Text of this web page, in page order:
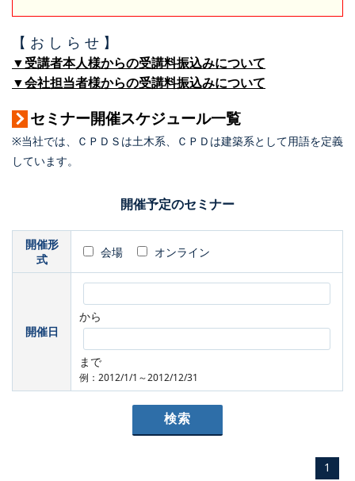
【 お し ら せ 】
▼受講者本人様からの受講料振込みについて
▼会社担当者様からの受講料振込みについて
セミナー開催スケジュール一覧
※当社では、ＣＰＤＳは土木系、ＣＰＤは建築系として用語を定義
しています。
開催予定のセミナー
開催形
式
会場 オンライン
開催日
から
まで
例：2012/1/1～2012/12/31
1